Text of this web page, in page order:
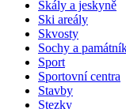
Skály a jeskyně
Ski areály
Skvosty
Sochy a
Sport
Sportovní centra
Stavby
Stezky